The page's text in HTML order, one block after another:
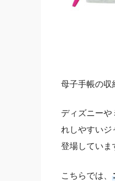
母子手帳の収
ディズニーや
れしやすいジ
登場していま
こちらでは、